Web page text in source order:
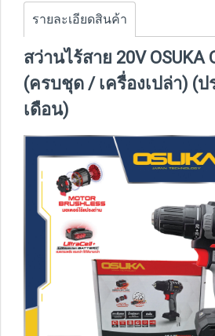
รายละเอียดสินค้า
สว่านไร้สาย 20V OSUKA
(ครบชุด / เครื่องเปล่า) (
เดือน)